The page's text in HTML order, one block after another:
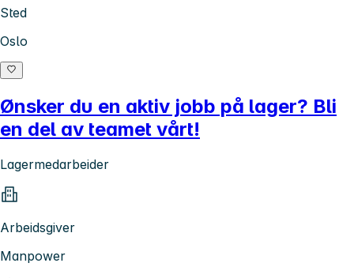
Sted
Oslo
Ønsker du en aktiv jobb på lager? Bli
en del av teamet vårt!
Lagermedarbeider
Arbeidsgiver
Manpower